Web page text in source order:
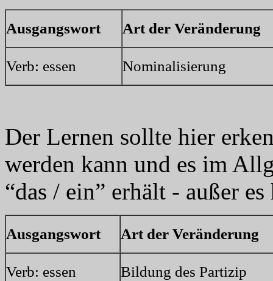
Ausgangswort Art der Veränderung
Verb: essen Nominalisierung
Der Lernen sollte hier
werden kann und es im
“das / ein” erhält - außer
Ausgangswort Art der Veränderung
Verb: essen Bildung des Partizip